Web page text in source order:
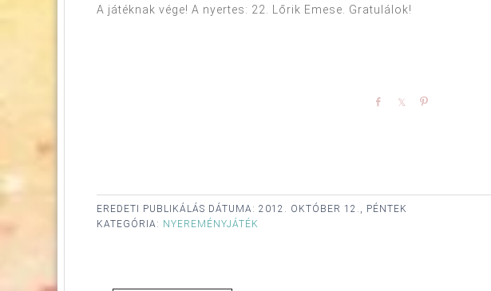
A játéknak vége! A nyertes: 22. Lőrik Emese. Gratulálok!
Share Share
EREDETI PUBLIKÁLÁS DÁTUMA: 2012. OKTÓBER 12., PÉNTEK
KATEGÓRIA: NYEREMÉNYJÁTÉK